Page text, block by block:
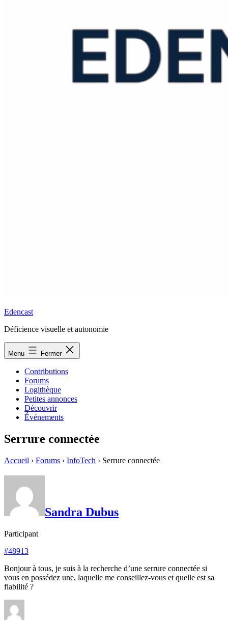
Edencast
Déficience visuelle et autonomie
Menu Fermer
Contributions
Forums
Logithèque
Petites annonces
Découvrir
Événements
Serrure connectée
Accueil › Forums › InfoTech › Serrure connectée
Sandra Dubus
Participant
#48913
Bonjour à tous, je suis à la recherche d’une serrure connectée si
vous en possédez une, laquelle me conseillez-vous et quelle est sa
fiabilité ?